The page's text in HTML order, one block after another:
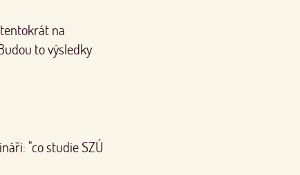
na
to výsledky
"co studie SZÚ